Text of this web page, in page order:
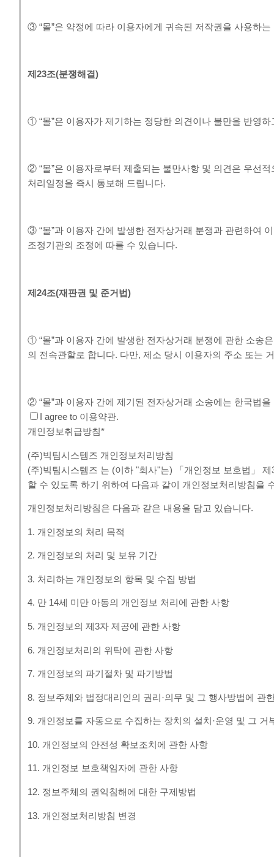
③ “몰”은 약정에 따라 이용자에게 귀속된 저작권을 사용하
제23조(분쟁해결)
① “몰”은 이용자가 제기하는 정당한 의견이나 불만을 반영
② “몰”은 이용자로부터 제출되는 불만사항 및 의견은 우선
처리일정을 즉시 통보해 드립니다.
③ “몰”과 이용자 간에 발생한 전자상거래 분쟁과 관련하여
조정기관의 조정에 따를 수 있습니다.
제24조(재판권 및 준거법)
① “몰”과 이용자 간에 발생한 전자상거래 분쟁에 관한 소송
의 전속관할로 합니다. 다만, 제소 당시 이용자의 주소 또는
② “몰”과 이용자 간에 제기된 전자상거래 소송에는 한국법을
I agree to 이용약관.
개인정보취급방침*
(주)빅팀시스템즈 개인정보처리방침
(주)빅팀시스템즈 는 (이하 "회사"는) 「개인정보 보호법」
할 수 있도록 하기 위하여 다음과 같이 개인정보처리방침을
개인정보처리방침은 다음과 같은 내용을 담고 있습니다.
1. 개인정보의 처리 목적
2. 개인정보의 처리 및 보유 기간
3. 처리하는 개인정보의 항목 및 수집 방법
4. 만 14세 미만 아동의 개인정보 처리에 관한 사항
5. 개인정보의 제3자 제공에 관한 사항
6. 개인정보처리의 위탁에 관한 사항
7. 개인정보의 파기절차 및 파기방법
8. 정보주체와 법정대리인의 권리·의무 및 그 행사방법에 관
9. 개인정보를 자동으로 수집하는 장치의 설치·운영 및 그 거
10. 개인정보의 안전성 확보조치에 관한 사항
11. 개인정보 보호책임자에 관한 사항
12. 정보주체의 권익침해에 대한 구제방법
13. 개인정보처리방침 변경